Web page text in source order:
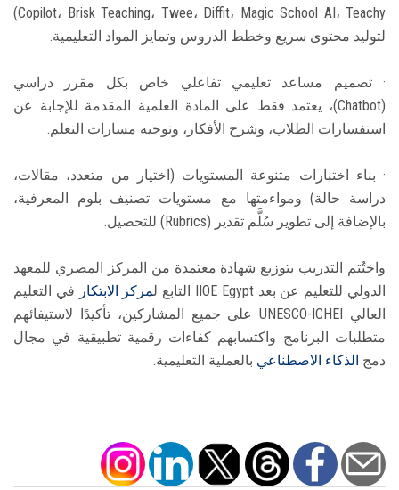
Copilot، Brisk Teaching، Twee، Diffit، Magic School AI، Teachy)
لتوليد محتوى سريع وخطط الدروس وتمايز المواد التعليمية.
· تصميم مساعد تعليمي تفاعلي خاص بكل مقرر دراسي
(Chatbot)، يعتمد فقط على المادة العلمية المقدمة للإجابة عن
استفسارات الطلاب، وشرح الأفكار، وتوجيه مسارات التعلم.
· بناء اختبارات متنوعة المستويات (اختيار من متعدد، مقالات،
دراسة حالة) ومواءمتها مع مستويات تصنيف بلوم المعرفية،
بالإضافة إلى تطوير سُلَّم تقدير (Rubrics) للتحصيل.
واختُتم التدريب بتوزيع شهادة معتمدة من المركز المصري للمعهد
الدولي للتعليم عن بعد IIOE Egypt التابع ل
مركز الابتكار في التعليم
العالي UNESCO-ICHEI على جميع المشاركين، تأكيدًا لاستيفائهم
متطلبات البرنامج واكتسابهم كفاءات رقمية تطبيقية في مجال
دمج الذكاء الاصطناعي بالعملية التعليمية.